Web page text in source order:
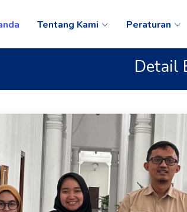
Tentang Kami Peraturan
Detail